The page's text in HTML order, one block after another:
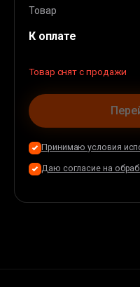
Товар
К оплате
Товар снят с продажи
Принимаю условия
Даю согласие на